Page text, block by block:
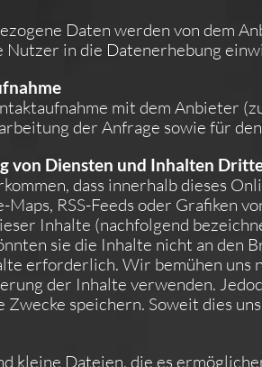
Daten werden von dem
Nutzer in die Datenerhebung
mit dem Anbieter
der Anfrage sowie für
von Diensten und Inhalten
dass innerhalb dieses
Maps, RSS-Feeds oder Grafiken
Inhalte (nachfolgend
sie die Inhalte nicht an den
erforderlich. Wir bemühen uns
der Inhalte verwenden.
Zwecke speichern. Soweit dies
kleine Dateien, die es